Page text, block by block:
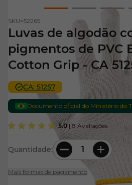
View larger image
View larger
CA: 51257
Documento oficial do Ministério do
5.0 | 8 Avaliações
SKU=52265
Luvas de algodão
pigmentos de PVC
Cotton Grip - CA
Quantidade:
Mais formas de pagamento